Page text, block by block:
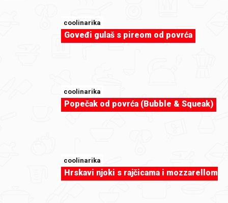
sweet-tooth
Japanski vjetar by andreamakarska
coolinarika
Goveđi gulaš s pireom od povrća
coolinarika
Popečak od povrća (Bubble & Squeak)
coolinarika
Hrskavi njoki s rajčicama i mozzarellom